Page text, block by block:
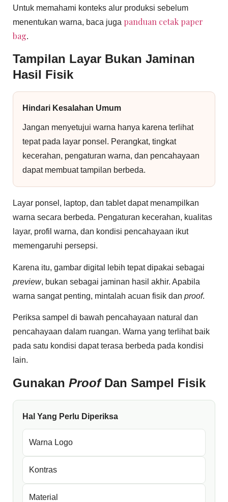
Untuk memahami konteks alur produksi sebelum
menentukan warna, baca juga panduan cetak paper
bag.
Tampilan Layar Bukan Jaminan
Hasil Fisik
Hindari Kesalahan Umum
Jangan menyetujui warna hanya karena terlihat
tepat pada layar ponsel. Perangkat, tingkat
kecerahan, pengaturan warna, dan pencahayaan
dapat membuat tampilan berbeda.
Layar ponsel, laptop, dan tablet dapat menampilkan
warna secara berbeda. Pengaturan kecerahan, kualitas
layar, profil warna, dan kondisi pencahayaan ikut
memengaruhi persepsi.
Karena itu, gambar digital lebih tepat dipakai sebagai
preview, bukan sebagai jaminan hasil akhir. Apabila
warna sangat penting, mintalah acuan fisik dan proof.
Periksa sampel di bawah pencahayaan natural dan
pencahayaan dalam ruangan. Warna yang terlihat baik
pada satu kondisi dapat terasa berbeda pada kondisi
lain.
Gunakan ProofDan Sampel Fisik
Hal Yang Perlu Diperiksa
Warna Logo
Kontras
Material